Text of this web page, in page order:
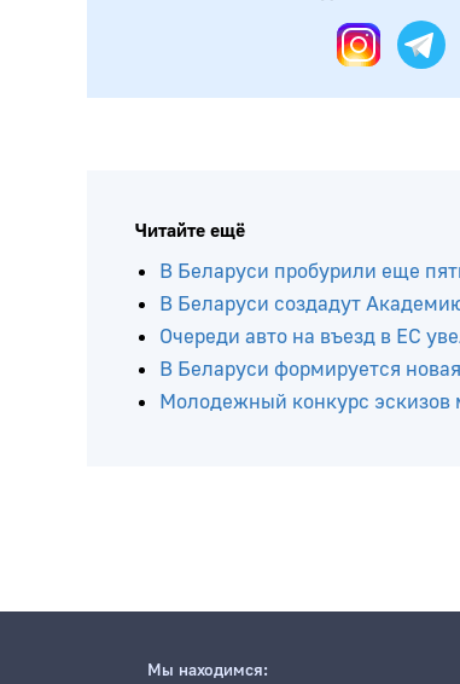
Подписывайтесь на нас в:
Читайте ещё
В Беларуси пробурили еще
В Беларуси создадут